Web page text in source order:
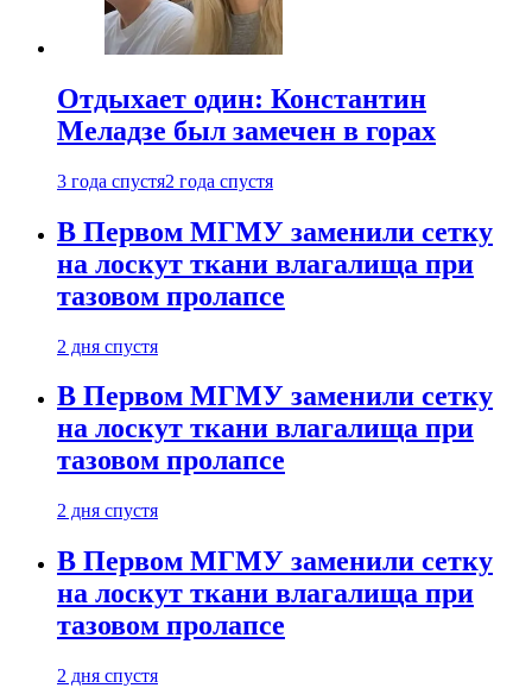
Отдыхает один: Константин
Меладзе был замечен в горах
3 года спустя2 года спустя
В Первом МГМУ заменили сетку
на лоскут ткани влагалища при
тазовом пролапсе
2 дня спустя
В Первом МГМУ заменили сетку
на лоскут ткани влагалища при
тазовом пролапсе
2 дня спустя
В Первом МГМУ заменили сетку
на лоскут ткани влагалища при
тазовом пролапсе
2 дня спустя